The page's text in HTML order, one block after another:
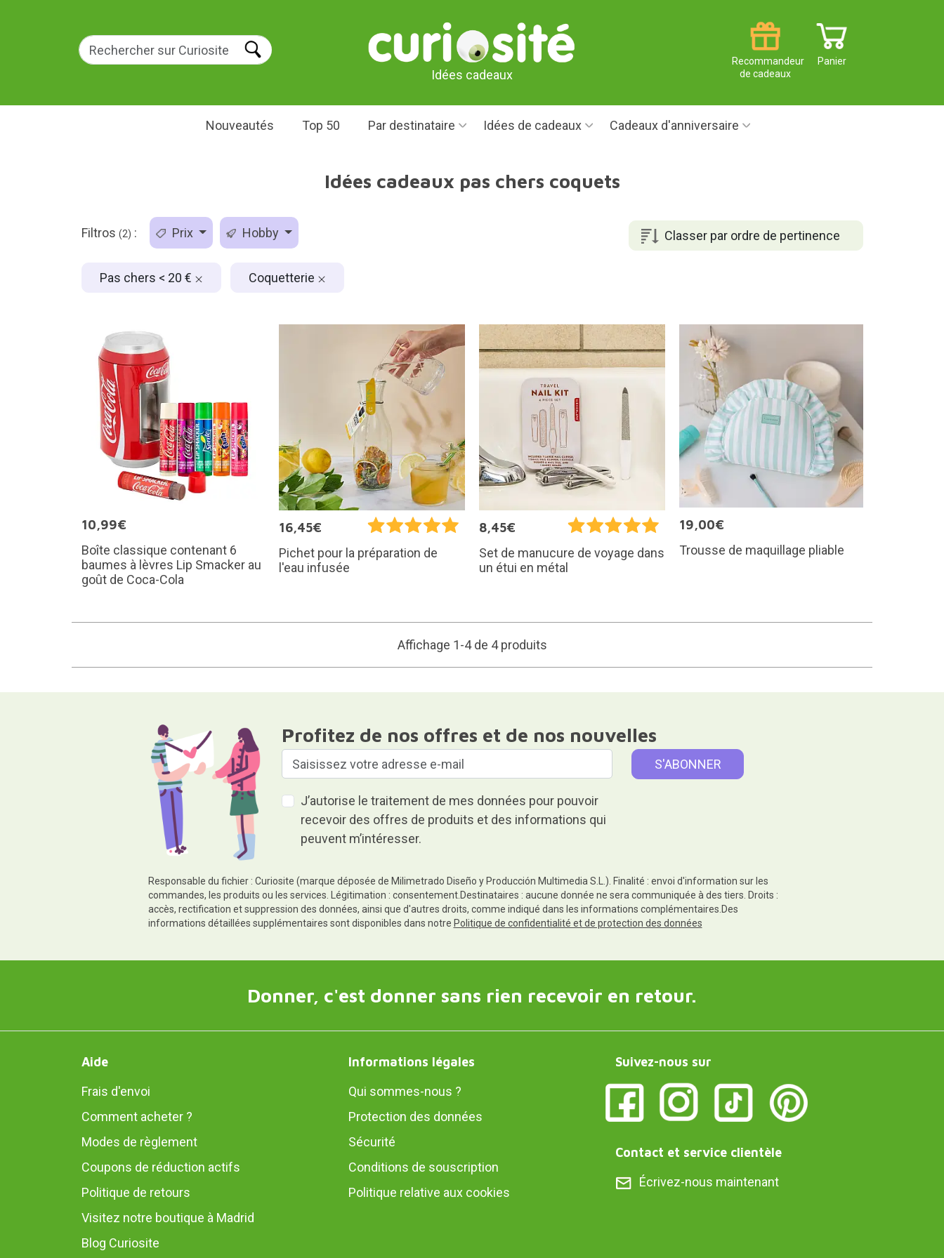
Idées cadeaux
Panier
Recommandeur
de cadeaux
Nouveautés Top 50 Par destinataire Idées de cadeaux Cadeaux d'anniversaire
Idées cadeaux pas chers coquets
Classer par ordre de pertinence
Filtros (2) : Prix Hobby
Pas chers < 20 € Coquetterie
10,99€
Boîte classique contenant 6
baumes à lèvres Lip Smacker au
goût de Coca-Cola
16,45€
Pichet pour la préparation de
l'eau infusée
8,45€
Set de manucure de voyage dans
un étui en métal
19,00€
Trousse de maquillage pliable
Affichage 1-4 de 4 produits
Profitez de nos offres et de nos nouvelles
J’autorise le traitement de mes données pour pouvoir
recevoir des offres de produits et des informations qui
peuvent m’intéresser.
Responsable du fichier : Curiosite (marque déposée de Milimetrado Diseño y Producción Multimedia S.L.). Finalité : envoi d'information sur les
commandes, les produits ou les services. Légitimation : consentement.Destinataires : aucune donnée ne sera communiquée à des tiers. Droits :
accès, rectification et suppression des données, ainsi que d'autres droits, comme indiqué dans les informations complémentaires.Des
informations détaillées supplémentaires sont disponibles dans notre Politique de confidentialité et de protection des données
Donner, c'est donner sans rien recevoir en retour.
Aide
Frais d'envoi
Comment acheter ?
Modes de règlement
Coupons de réduction actifs
Politique de retours
Visitez notre boutique à Madrid
Blog Curiosite
Informations légales
Qui sommes-nous ?
Protection des données
Sécurité
Conditions de souscription
Politique relative aux cookies
Suivez-nous sur
Contact et service clientèle
Écrivez-nous maintenant